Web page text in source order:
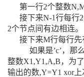
第一行2个整数N,M
接下来N-1行每行2
2个节点间有边相连。
接下来M行每行先
如果是’c’，那么
整数X1,Y1,A,B，为
输出的数,Y=Y1 xor